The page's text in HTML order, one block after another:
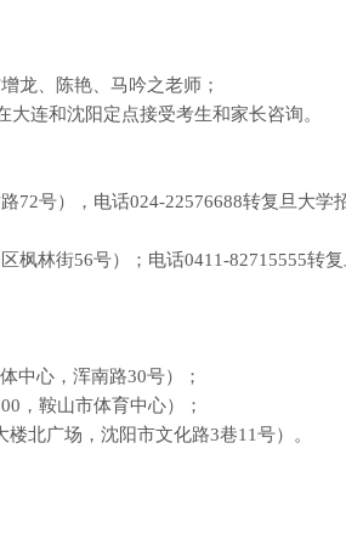
龙、陈艳、马吟之老师；
连和沈阳定点接受考生和家长咨询。
72号），电话024-22576688转复旦大学
枫林街56号）；电话0411-82715555转复
中心，浑南路30号）；
00 ，鞍山市体育中心）；
楼北广场，沈阳市文化路3巷11号）。